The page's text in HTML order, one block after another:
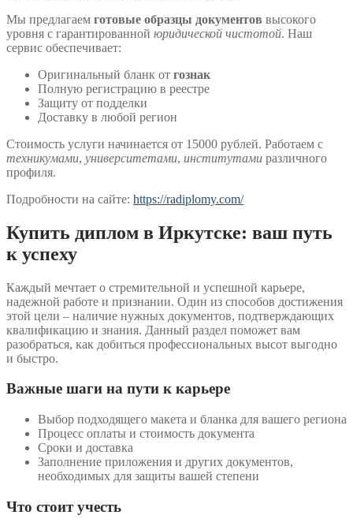
Мы предлагаем готовые образцы документов высокого
уровня с гарантированной юридической чистотой. Наш
сервис обеспечивает:
Оригинальный бланк от гознак
Полную регистрацию в реестре
Защиту от подделки
Доставку в любой регион
Стоимость услуги начинается от 15000 рублей. Работаем с
техникумами, университетами, институтами различного
профиля.
Подробности на сайте: https://radiplomy.com/
Купить диплом в Иркутске: ваш путь
к успеху
Каждый мечтает о стремительной и успешной карьере,
надежной работе и признании. Один из способов достижения
этой цели – наличие нужных документов, подтверждающих
квалификацию и знания. Данный раздел поможет вам
разобраться, как добиться профессиональных высот выгодно
и быстро.
Важные шаги на пути к карьере
Выбор подходящего макета и бланка для вашего региона
Процесс оплаты и стоимость документа
Сроки и доставка
Заполнение приложения и других документов,
необходимых для защиты вашей степени
Что стоит учесть